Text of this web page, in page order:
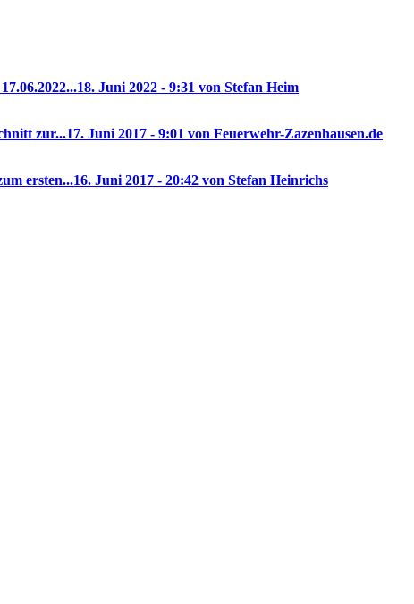
18. Juni 2022 - 9:31 von Stefan Heim
zur...17. Juni 2017 - 9:01 von Feuerwehr-Zazenhausen.de
ersten...16. Juni 2017 - 20:42 von Stefan Heinrichs